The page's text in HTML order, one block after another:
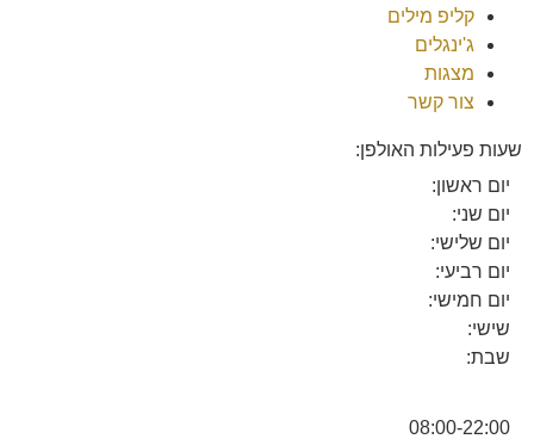
קליפ מילים
ג'ינגלים
מצגות
צור קשר
שעות פעילות האולפן:
יום ראשון:
יום שני:
יום שלישי:
יום רביעי:
יום חמישי:
שישי:
שבת:
08:00-22:00